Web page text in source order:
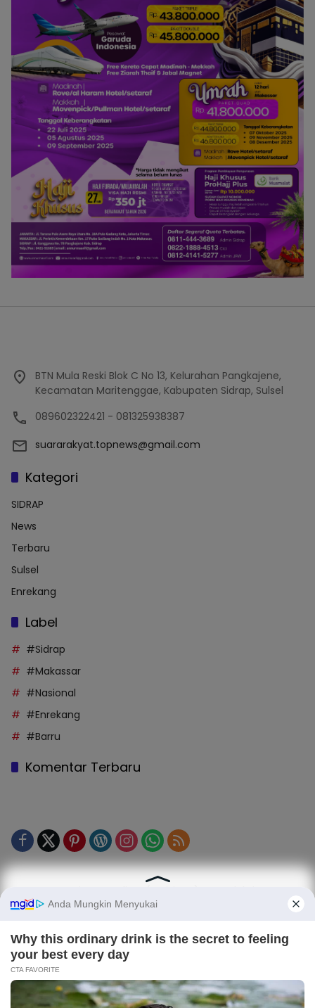
BTN Mula Reski Blok C No 13, Kelurahan Pangkajene,
Kecamatan Maritenggae, Kabupaten Sidrap, Sulsel
089602322421 - 081325938387
suararakyat.topnews@gmail.com
Kategori
SIDRAP
News
Terbaru
Sulsel
Enrekang
Label
#Sidrap
#Makassar
#Nasional
#Enrekang
#Barru
Komentar Terbaru
SOP Perlindungan Jurnalis
Kode Etik Jurnalistik (KEJ)
Pedoman Media Siber (PMS)
Kode Etik Redaksi / Perusahaan PT TOP MEDIA MANDIRI
Disclaimer
Privacy Policy